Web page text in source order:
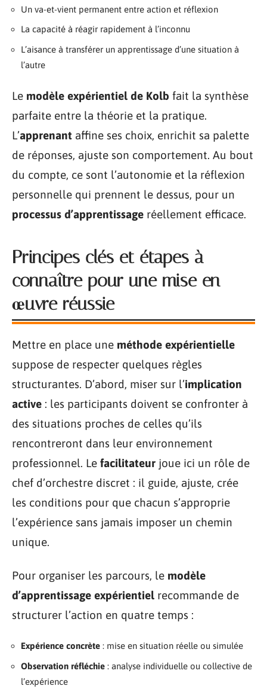
Un va-et-vient permanent entre action et réflexion
La capacité à réagir rapidement à l’inconnu
L’aisance à transférer un apprentissage d’une situation à
l’autre
Le modèle expérientiel de Kolb fait la synthèse
parfaite entre la théorie et la pratique.
L’apprenant affine ses choix, enrichit sa palette
de réponses, ajuste son comportement. Au bout
du compte, ce sont l’autonomie et la réflexion
personnelle qui prennent le dessus, pour un
processus d’apprentissage réellement efficace.
Principes clés et étapes à
connaître pour une mise en
œuvre réussie
Mettre en place une méthode expérientielle
suppose de respecter quelques règles
structurantes. D’abord, miser sur l’implication
active : les participants doivent se confronter à
des situations proches de celles qu’ils
rencontreront dans leur environnement
professionnel. Le facilitateur joue ici un rôle de
chef d’orchestre discret : il guide, ajuste, crée
les conditions pour que chacun s’approprie
l’expérience sans jamais imposer un chemin
unique.
Pour organiser les parcours, le modèle
d’apprentissage expérientiel recommande de
structurer l’action en quatre temps :
Expérience concrète : mise en situation réelle ou simulée
Observation réfléchie : analyse individuelle ou collective de
l’expérience